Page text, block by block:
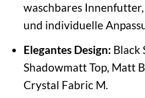
waschbares
und individuelle
Elegantes Design: Black
Shadowmatt Top, Matt
Crystal Fabric M.